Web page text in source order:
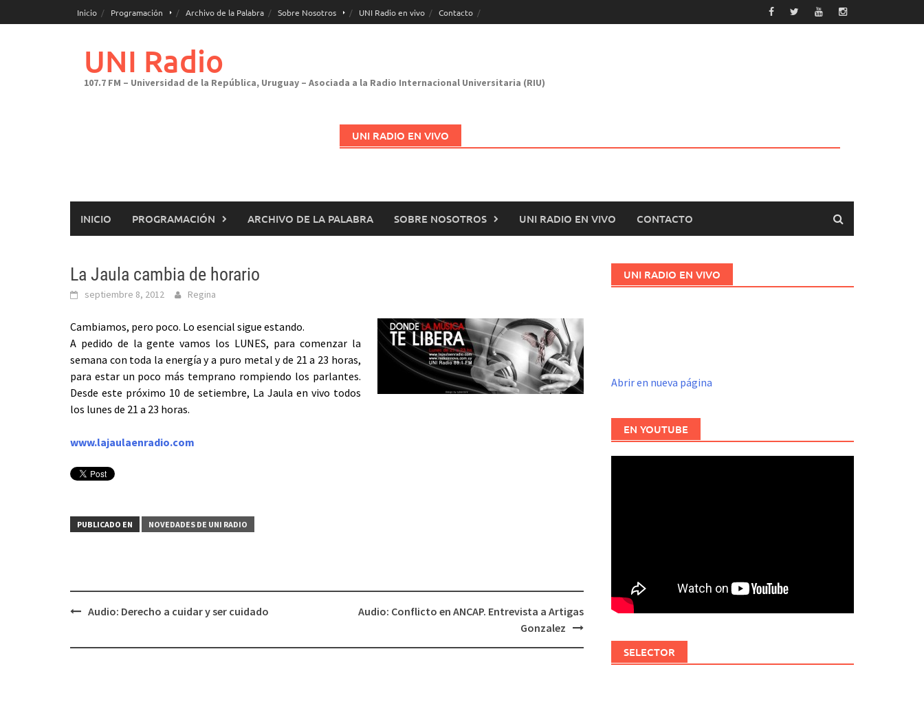
al
Inicio Programación Archivo de la Palabra Sobre Nosotros UNI Radio en vivo Contacto
UNI Radio
107.7 FM – Universidad de la República, Uruguay – Asociada a la Radio Internacional Universitaria (RIU)
UNI RADIO EN VIVO
INICIO PROGRAMACIÓN ARCHIVO DE LA PALABRA SOBRE NOSOTROS UNI RADIO EN VIVO CONTACTO
La Jaula cambia de horario
septiembre 8, 2012 Regina
Cambiamos, pero poco. Lo esencial sigue estando.
A pedido de la gente vamos los LUNES, para comenzar la
semana con toda la energía y a puro metal y de 21 a 23 horas,
para estar un poco más temprano rompiendo los parlantes.
Desde este próximo 10 de setiembre, La Jaula en vivo todos
los lunes de 21 a 23 horas.
www.lajaulaenradio.com
PUBLICADO EN NOVEDADES DE UNI RADIO
Audio: Derecho a cuidar y ser cuidado
Audio: Conflicto en ANCAP. Entrevista a Artigas
Gonzalez
UNI RADIO EN VIVO
Abrir en nueva página
EN YOUTUBE
SELECTOR